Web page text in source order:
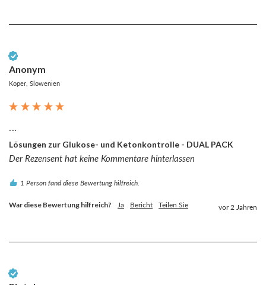
Anonym
Koper, Slowenien
...
Lösungen zur Glukose- und Ketonkontrolle - DUAL PACK
Der Rezensent hat keine Kommentare hinterlassen
1 Person fand diese Bewertung hilfreich.
War diese Bewertung hilfreich? Ja Bericht Teilen Sie vor 2 Jahren